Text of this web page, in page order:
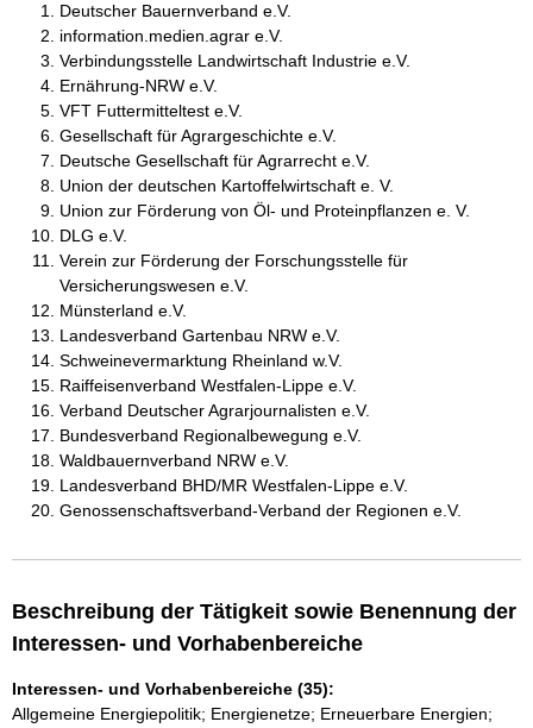
Deutscher Bauernverband e.V.
information.medien.agrar e.V.
Verbindungsstelle Landwirtschaft Industrie e.V.
Ernährung-NRW e.V.
VFT Futtermitteltest e.V.
Gesellschaft für Agrargeschichte e.V.
Deutsche Gesellschaft für Agrarrecht e.V.
Union der deutschen Kartoffelwirtschaft e. V.
Union zur Förderung von Öl- und Proteinpflanzen e. V.
DLG e.V.
Verein zur Förderung der Forschungsstelle für
Versicherungswesen e.V.
Münsterland e.V.
Landesverband Gartenbau NRW e.V.
Schweinevermarktung Rheinland w.V.
Raiffeisenverband Westfalen-Lippe e.V.
Verband Deutscher Agrarjournalisten e.V.
Bundesverband Regionalbewegung e.V.
Waldbauernverband NRW e.V.
Landesverband BHD/MR Westfalen-Lippe e.V.
Genossenschaftsverband-Verband der Regionen e.V.
Beschreibung der Tätigkeit sowie Benennung der
Interessen- und Vorhabenbereiche
Interessen- und Vorhabenbereiche (35):
Allgemeine Energiepolitik; Energienetze; Erneuerbare Energien;